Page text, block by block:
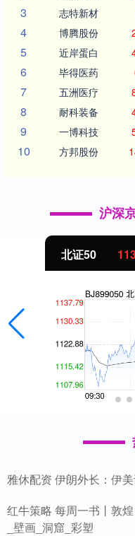
3 志特新材
4 博腾股份
5 近岸蛋白
6 毕得医药
7 五洲医疗
8 耐科装备
9 一博科技
10 方邦股份
沪深
北证50
雅休配资 伊朗外长：伊
红牛策略 每周一书丨敦
_壁画_洞窟_彩塑